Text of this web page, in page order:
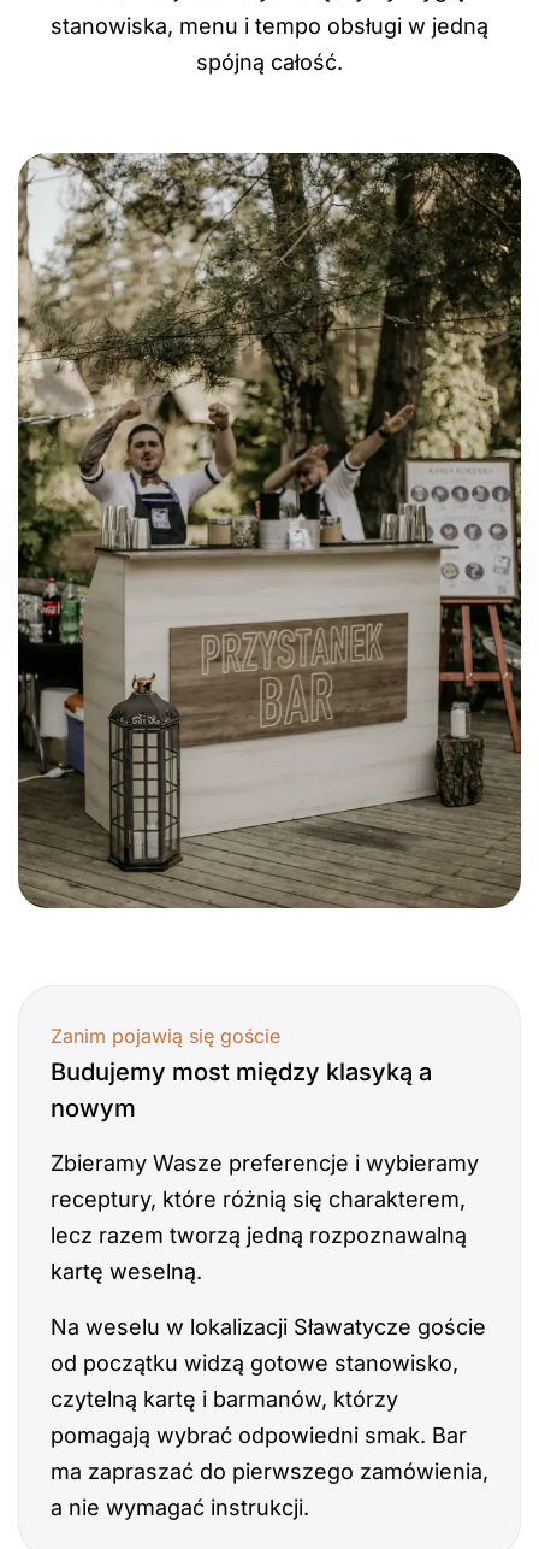
stanowiska, menu i tempo obsługi w jedną
spójną całość.
Zanim pojawią się goście
Budujemy most między klasyką a
nowym
Zbieramy Wasze preferencje i wybieramy
receptury, które różnią się charakterem,
lecz razem tworzą jedną rozpoznawalną
kartę weselną.
Na weselu w lokalizacji Sławatycze goście
od początku widzą gotowe stanowisko,
czytelną kartę i barmanów, którzy
pomagają wybrać odpowiedni smak. Bar
ma zapraszać do pierwszego zamówienia,
a nie wymagać instrukcji.